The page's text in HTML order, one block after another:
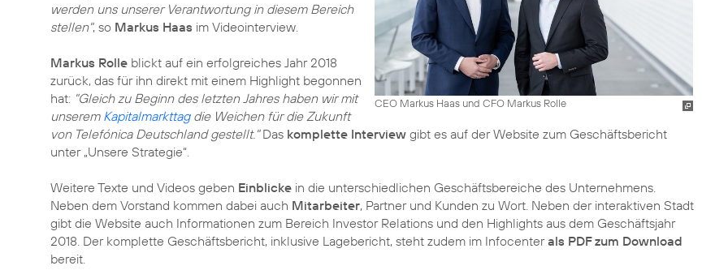
CEO Markus Haas und CFO Markus Rolle
werden uns unserer Verantwortung in diesem Bereich
stellen", so Markus Haas im Videointerview.
Markus Rolle blickt auf ein erfolgreiches Jahr 2018
zurück, das für ihn direkt mit einem Highlight begonnen
hat: "Gleich zu Beginn des letzten Jahres haben wir mit
unserem Kapitalmarkttagdie Weichen für die Zukunft
von Telefónica Deutschland gestellt."Das komplette Interview gibt es auf der Website zum Geschäftsbericht
unter „Unsere Strategie“.
Weitere Texte und Videos geben Einblicke in die unterschiedlichen Geschäftsbereiche des Unternehmens.
Neben dem Vorstand kommen dabei auch Mitarbeiter, Partner und Kunden zu Wort. Neben der interaktiven Stadt
gibt die Website auch Informationen zum Bereich Investor Relations und den Highlights aus dem Geschäftsjahr
2018. Der komplette Geschäftsbericht, inklusive Lagebericht, steht zudem im Infocenterals PDF zum Download
bereit.